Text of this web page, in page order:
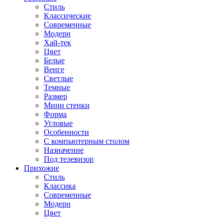
Стиль
Классические
Современные
Модерн
Хай-тек
Цвет
Белые
Венге
Светлые
Темные
Размер
Мини стенки
Форма
Угловые
Особенности
С компьютерным столом
Назначение
Под телевизор
Прихожие
Стиль
Классика
Современные
Модерн
Цвет